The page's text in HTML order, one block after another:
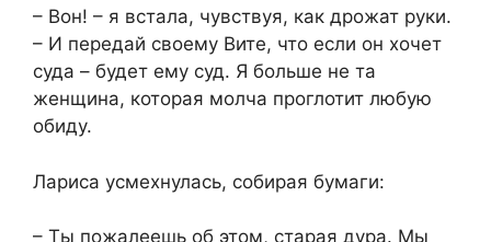
– Вон! – я встала, чувствуя, как дрожат руки.
– И передай своему Вите, что если он хочет
суда – будет ему суд. Я больше не та
женщина, которая молча проглотит любую
обиду.
Лариса усмехнулась, собирая бумаги:
– Ты пожалеешь об этом, старая дура. Мы